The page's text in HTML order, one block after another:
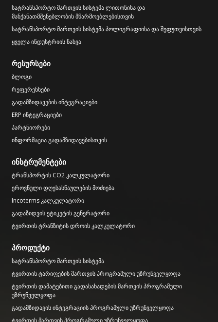
სატრანსპორტო მართვის სისტემა ლითონისა და
მანქანათმშენებლობის მწარმოებლებისთვის
სატრანსპორტო მართვის სისტემა პოლიგრაფიისა და შეფუთვისთვის
ყველა ინდუსტრიის ნახვა
რესურსები
ბლოგი
რეფერენსები
გადამზიდავების ინტეგრაციები
ERP ინტეგრაციები
პარტნიორები
ინფორმაცია გადამზიდავებისთვის
ინსტრუმენტები
ტრანსპორტის CO2 კალკულატორი
ეროვნული დღესასწაულების მოძიება
Incoterms კალკულატორი
გადაზიდვის ეტიკეტის გენერატორი
ტვირთის ტრანზიტის დროის კალკულატორი
პროდუქტი
სატრანსპორტო მართვის სისტემა
ტვირთის ტარიფების მართვის პროგრამული უზრუნველყოფა
ტვირთის დამატებითი გადასახადების მართვის პროგრამული
უზრუნველყოფა
გადამზიდავის ინტეგრაციის პროგრამული უზრუნველყოფა